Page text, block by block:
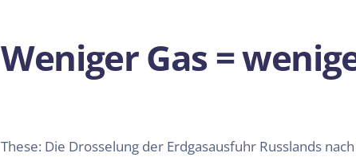
Weniger Gas =
These: Die Drosselung der Erdgasausfuhr Russlands